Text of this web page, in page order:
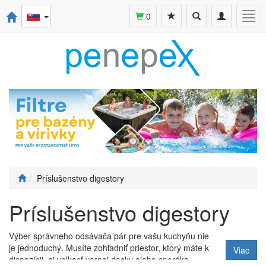
Toggle
navigation
Toggle
search
0
Príslušenstvo digestory
Príslušenstvo digestory
Výber správneho odsávača pár pre vašu kuchyňu nie
je jednoduchý. Musíte zohľadniť priestor, ktorý máte k
dispozícii, aj veľkosť varnej dosky alebo sporáka.
Viac